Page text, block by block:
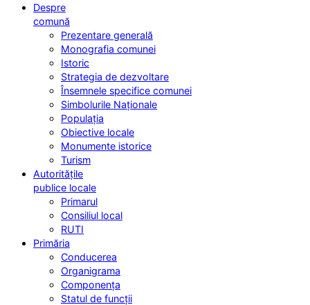
Despre
comună
Prezentare generală
Monografia comunei
Istoric
Strategia de dezvoltare
Însemnele specifice comunei
Simbolurile Naționale
Populația
Obiective locale
Monumente istorice
Turism
Autoritățile
publice locale
Primarul
Consiliul local
RUTI
Primăria
Conducerea
Organigrama
Componența
Statul de funcții